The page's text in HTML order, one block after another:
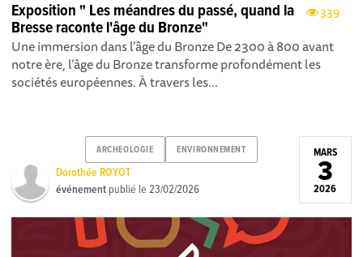
339
Exposition " Les méandres du passé, quand la
Bresse raconte l'âge du Bronze"
Une immersion dans l’âge du Bronze De 2300 à 800 avant
notre ère, l’âge du Bronze transforme profondément les
sociétés européennes. À travers les...
ARCHEOLOGIE ENVIRONNEMENT
Dorothée ROYOT
événement publié le23/02/2026
MARS
3
2026